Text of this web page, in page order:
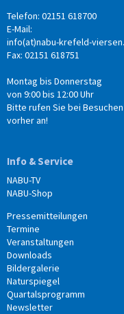
Telefon: 02151 618700
E-Mail:
info(at)nabu-krefeld-
Fax: 02151 618751
Montag bis Donnerstag
von 9:00 bis 12:00 Uhr
Bitte rufen Sie bei Besuchen
vorher an!
Info & Service
NABU-TV
NABU-Shop
Pressemitteilungen
Termine
Veranstaltungen
Downloads
Bildergalerie
Naturspiegel
Quartalsprogramm
Newsletter